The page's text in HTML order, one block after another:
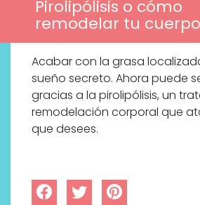
Pirolipólisis o cómo
remodelar tu cuerpo
Acabar con la grasa
sueño secreto. Ahora puede
gracias a la pirolipólisis, un
remodelación corporal que
que desees.